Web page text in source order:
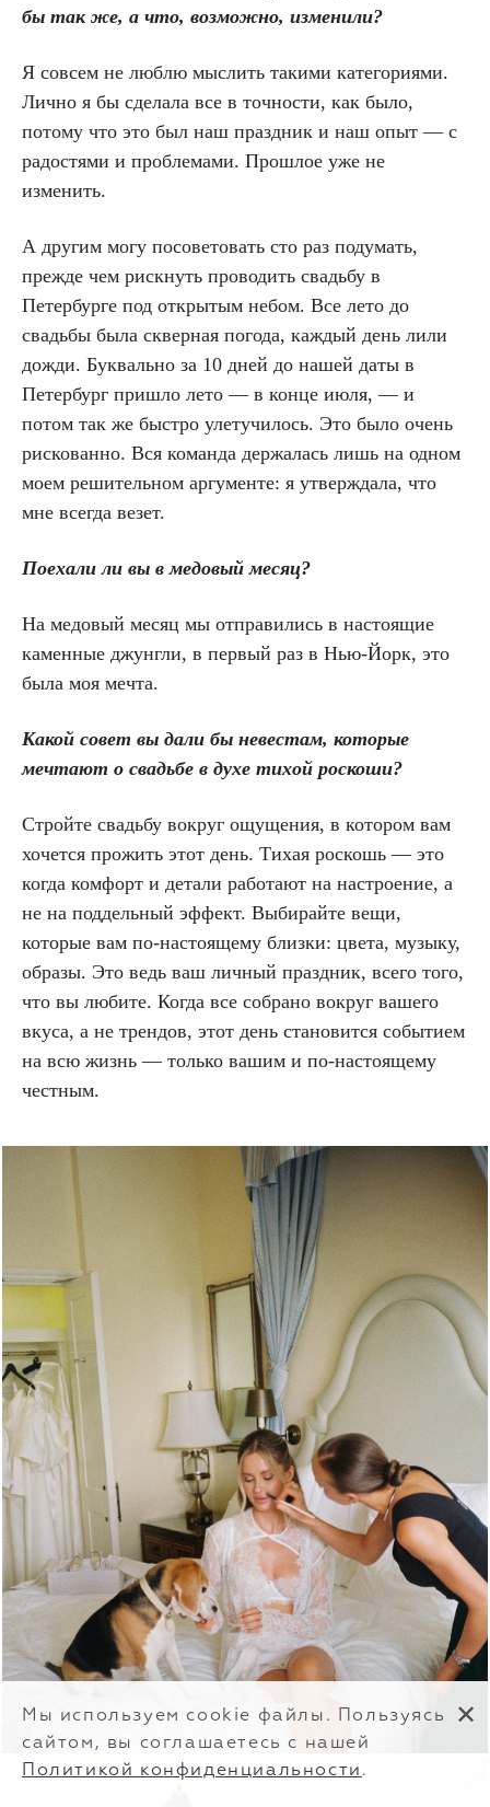
бы так же, а что, возможно, изменили?
Я совсем не люблю мыслить такими категориями.
Лично я бы сделала все в точности, как было,
потому что это был наш праздник и наш опыт — с
радостями и проблемами. Прошлое уже не
изменить.
А другим могу посоветовать сто раз подумать,
прежде чем рискнуть проводить свадьбу в
Петербурге под открытым небом. Все лето до
свадьбы была скверная погода, каждый день лили
дожди. Буквально за 10 дней до нашей даты в
Петербург пришло лето — в конце июля, — и
потом так же быстро улетучилось. Это было очень
рискованно. Вся команда держалась лишь на одном
моем решительном аргументе: я утверждала, что
мне всегда везет.
Поехали ли вы в медовый месяц?
На медовый месяц мы отправились в настоящие
каменные джунгли, в первый раз в Нью-Йорк, это
была моя мечта.
Какой совет вы дали бы невестам, которые
мечтают о свадьбе в духе тихой роскоши?
Стройте свадьбу вокруг ощущения, в котором вам
хочется прожить этот день. Тихая роскошь — это
когда комфорт и детали работают на настроение, а
не на поддельный эффект. Выбирайте вещи,
которые вам по-настоящему близки: цвета, музыку,
образы. Это ведь ваш личный праздник, всего того,
что вы любите. Когда все собрано вокруг вашего
вкуса, а не трендов, этот день становится событием
на всю жизнь — только вашим и по-настоящему
честным.
Мы используем cookie файлы. Пользуясь
сайтом, вы соглашаетесь с нашей
Политикой конфиденциальности .
✕